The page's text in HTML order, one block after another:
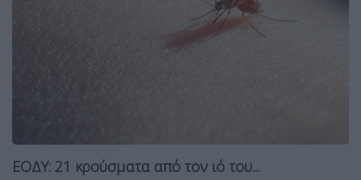
ΕΟΔΥ: 21 κρούσματα από τον ιό του...